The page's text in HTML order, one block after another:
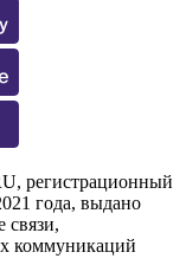
регистрационный
года, выдано
связи,
коммуникаций